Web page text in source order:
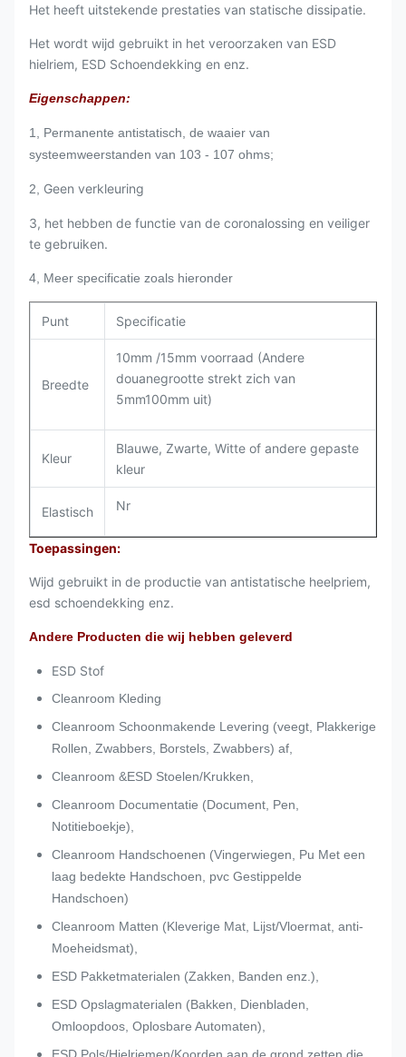
Het heeft uitstekende prestaties van statische dissipatie.
Het wordt wijd gebruikt in het veroorzaken van ESD
hielriem, ESD Schoendekking en enz.
Eigenschappen:
1, Permanente antistatisch, de waaier van
systeemweerstanden van 103 - 107 ohms;
2, Geen verkleuring
3, het hebben de functie van de coronalossing en veiliger
te gebruiken.
4, Meer specificatie zoals hieronder
Punt Specificatie
Breedte
10mm /15mm voorraad (Andere
douanegrootte strekt zich van
5mm100mm uit)
Kleur
Blauwe, Zwarte, Witte of andere gepaste
kleur
Elastisch Nr
Toepassingen:
Wijd gebruikt in de productie van antistatische heelpriem,
esd schoendekking enz.
Andere Producten die wij hebben geleverd
ESD Stof
Cleanroom Kleding
Cleanroom Schoonmakende Levering (veegt, Plakkerige
Rollen, Zwabbers, Borstels, Zwabbers) af,
Cleanroom &ESD Stoelen/Krukken,
Cleanroom Documentatie (Document, Pen,
Notitieboekje),
Cleanroom Handschoenen (Vingerwiegen, Pu Met een
laag bedekte Handschoen, pvc Gestippelde
Handschoen)
Cleanroom Matten (Kleverige Mat, Lijst/Vloermat, anti-
Moeheidsmat),
ESD Pakketmaterialen (Zakken, Banden enz.),
ESD Opslagmaterialen (Bakken, Dienbladen,
Omloopdoos, Oplosbare Automaten),